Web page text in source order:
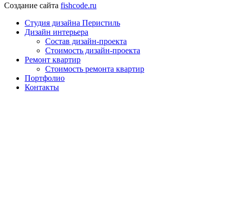
Создание сайта fishcode.ru
Студия дизайна Перистиль
Дизайн интерьера
Состав дизайн-проекта
Стоимость дизайн-проекта
Ремонт квартир
Стоимость ремонта квартир
Портфолио
Контакты